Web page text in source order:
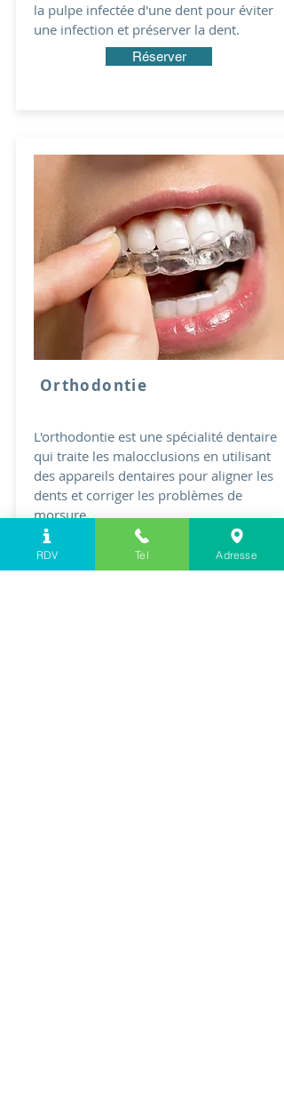
la pulpe infectée d'une dent pour éviter
une infection et préserver la dent.
Réserver
Orthodontie
L'orthodontie est une spécialité dentaire
qui traite les malocclusions en utilisant
des appareils dentaires pour aligner les
dents et corriger les problèmes de
morsure.
Réserver
RDV Tel Adresse